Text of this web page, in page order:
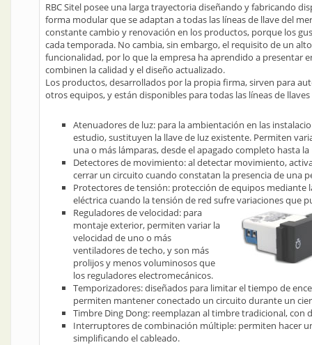
RBC Sitel posee una larga trayectoria diseñando y fabricando
forma modular que se adaptan a todas las líneas de llave del
constante cambio y renovación en los productos, porque los
cada temporada. No cambia, sin embargo, el requisito de un
funcionalidad, por lo que la empresa ha aprendido a presentar
combinen la calidad y el diseño actualizado.
Los productos, desarrollados por la propia firma, sirven para
otros equipos, y están disponibles para todas las líneas de
Atenuadores de luz: para la ambientación en las
estudio, sustituyen la llave de luz existente. Permiten
una o más lámparas, desde el apagado completo hasta
Detectores de movimiento: al detectar movimiento,
cerrar un circuito cuando constatan la presencia de una
Protectores de tensión: protección de equipos mediante
eléctrica cuando la tensión de red sufre variaciones que
Reguladores de velocidad: para
montaje exterior, permiten variar la
velocidad de uno o más
ventiladores de techo, y son más
prolijos y menos voluminosos que
los reguladores electromecánicos.
Temporizadores: diseñados para limitar el tiempo de
permiten mantener conectado un circuito durante un
Timbre Ding Dong: reemplazan al timbre tradicional, con
Interruptores de combinación múltiple: permiten hacer
simplificando el cableado.